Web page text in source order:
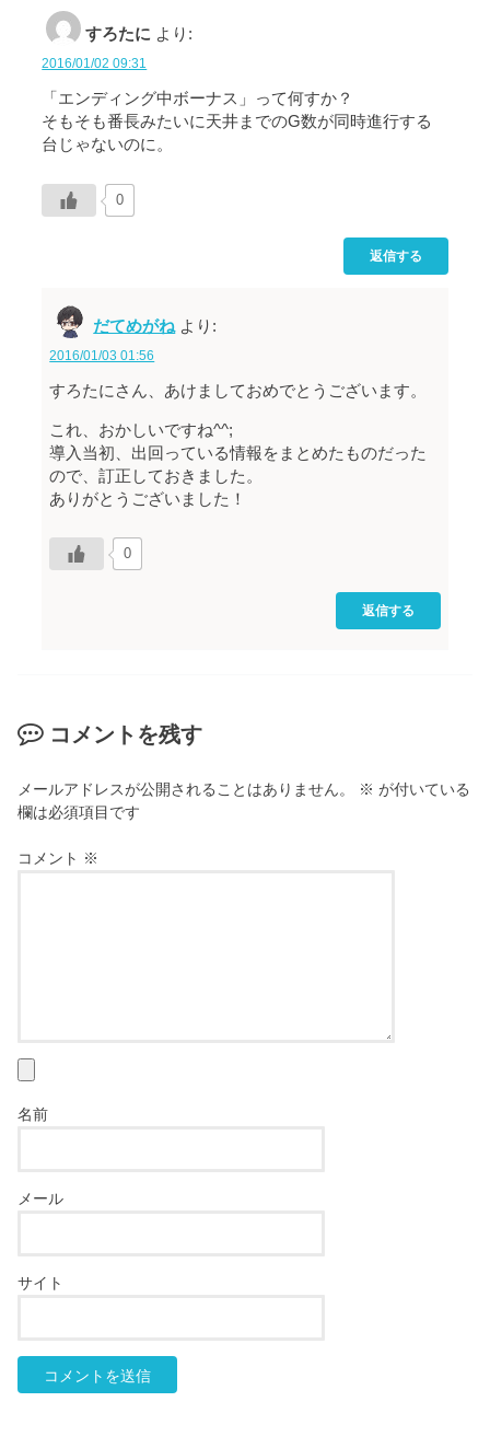
すろたに より:
2016/01/02 09:31
「エンディング中ボーナス」って何すか？
そもそも番長みたいに天井までのG数が同時進行する
台じゃないのに。
0
返信する
だてめがね より:
2016/01/03 01:56
すろたにさん、あけましておめでとうございます。
これ、おかしいですね^^;
導入当初、出回っている情報をまとめたものだった
ので、訂正しておきました。
ありがとうございました！
0
返信する
コメントを残す
メールアドレスが公開されることはありません。 ※ が付いている
欄は必須項目です
コメント ※
名前
メール
サイト